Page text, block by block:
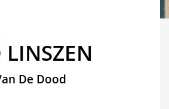
De Dood